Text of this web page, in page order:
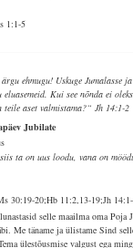
1:1-5
ehmugu! Uskuge Jumalasse
Kui see nõnda ei
teile aset valmistama?“ Jh 14:1-2
Jubilate
ta on uus loodu, vana on
30:19-20;Hb 11:2,13-19;Jh
selle maailma oma Poja
Me täname ja ülistame Sind
ülestõusmise valgust ega